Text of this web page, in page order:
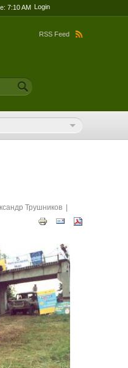
7:10 AM Login
RSS Feed
Трушников